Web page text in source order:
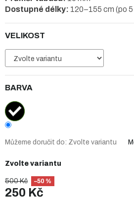
500 Kč –50 %
250 Kč
Zvolte variantu
VELIKOST
BARVA
Můžeme doručit do: Zvolte variantu
Dostupné délky: 120–155 cm (po